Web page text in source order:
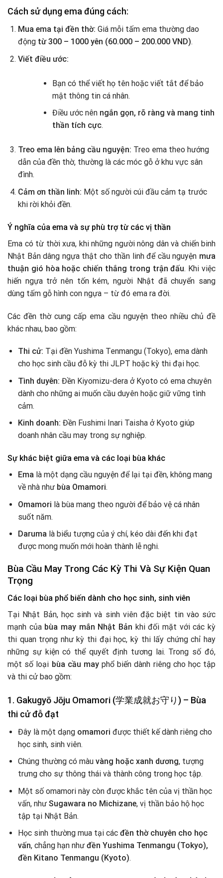
Cách sử dụng ema đúng cách:
Mua ema tại đền thờ: Giá mỗi tấm ema thường dao
động từ 300 – 1000 yên (60.000 – 200.000 VND).
Viết điều ước:
Bạn có thể viết họ tên hoặc viết tắt để bảo
mật thông tin cá nhân.
Điều ước nên ngắn gọn, rõ ràng và mang tinh
thần tích cực.
Treo ema lên bảng cầu nguyện: Treo ema theo hướng
dẫn của đền thờ, thường là các móc gỗ ở khu vực sân
đình.
Cảm ơn thần linh: Một số người cúi đầu cảm tạ trước
khi rời khỏi đền.
Ý nghĩa của ema và sự phù trợ từ các vị thần
Ema có từ thời xưa, khi những người nông dân và chiến binh
Nhật Bản dâng ngựa thật cho thần linh để cầu nguyện mưa
thuận gió hòa hoặc chiến thắng trong trận đấu. Khi việc
hiến ngựa trở nên tốn kém, người Nhật đã chuyển sang
dùng tấm gỗ hình con ngựa – từ đó ema ra đời.
Các đền thờ cung cấp ema cầu nguyện theo nhiều chủ đề
khác nhau, bao gồm:
Thi cử: Tại đền Yushima Tenmangu (Tokyo), ema dành
cho học sinh cầu đỗ kỳ thi JLPT hoặc kỳ thi đại học.
Tình duyên: Đền Kiyomizu-dera ở Kyoto có ema chuyên
dành cho những ai muốn cầu duyên hoặc giữ vững tình
cảm.
Kinh doanh: Đền Fushimi Inari Taisha ở Kyoto giúp
doanh nhân cầu may trong sự nghiệp.
Sự khác biệt giữa ema và các loại bùa khác
Emalà một dạng cầu nguyện để lại tại đền, không mang
về nhà như bùa Omamori.
Omamori là bùa mang theo người để bảo vệ cá nhân
suốt năm.
Darumalà biểu tượng của ý chí, kéo dài đến khi đạt
được mong muốn mới hoàn thành lễ nghi.
Bùa Cầu May Trong Các Kỳ Thi Và Sự Kiện Quan
Trọng
Các loại bùa phổ biến dành cho học sinh, sinh viên
Tại Nhật Bản, học sinh và sinh viên đặc biệt tin vào sức
mạnh của bùa may mắn Nhật Bản khi đối mặt với các kỳ
thi quan trọng như kỳ thi đại học, kỳ thi lấy chứng chỉ hay
những sự kiện có thể quyết định tương lai. Trong số đó,
một số loại bùa cầu mayphổ biến dành riêng cho học tập
và thi cử bao gồm:
1. Gakugyō Jōju Omamori (学業成就お守り) – Bùa
thi cử đỗ đạt
Đây là một dạng omamori được thiết kế dành riêng cho
học sinh, sinh viên.
Chúng thường có màu vàng hoặc xanh dương, tượng
trưng cho sự thông thái và thành công trong học tập.
Một số omamori này còn được khắc tên của vị thần học
vấn, như Sugawara no Michizane, vị thần bảo hộ học
tập tại Nhật Bản.
Học sinh thường mua tại các đền thờ chuyên cho học
vấn, chẳng hạn như đền Yushima Tenmangu (Tokyo),
đền Kitano Tenmangu (Kyoto).